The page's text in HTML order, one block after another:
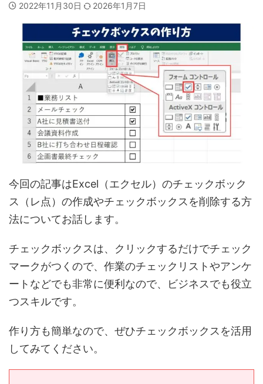
2022年11月30日 2026年1月7日
今回の記事はExcel（エクセル）のチェックボック
ス（レ点）の作成やチェックボックスを削除する方
法についてお話します。
チェックボックスは、クリックするだけでチェック
マークがつくので、作業のチェックリストやアンケ
ートなどでも非常に便利なので、ビジネスでも役立
つスキルです。
作り方も簡単なので、ぜひチェックボックスを活用
してみてください。